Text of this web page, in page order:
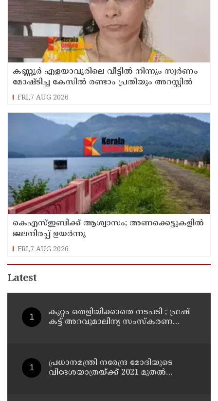
കണ്ണൂർ എളയാവൂരിലെ വീട്ടിൽ നിന്നും സ്വർണം
മോഷ്ടിച്ച കേസിൽ രണ്ടാം പ്രതിയും അറസ്റ്റിൽ
FRI,7 AUG 2026
കെഎസ്ഇബിക്ക് ആശ്വാസം; അണക്കെട്ടുകളില്‍
ജലനിരപ്പ് ഉയര്‍ന്നു
FRI,7 AUG 2026
Latest
കുറ്റം തെളിയിക്കാതെ നടപടി ; ഫ്രഷ്
കട്ട് അറവുമാലിന്യ സംസ്‌കരണ
പ്രധാനമന്ത്രി നരേന്ദ്ര മോദിയുടെ
വിദേശയാത്രയ്ക്ക് 2021 മുതല്‍